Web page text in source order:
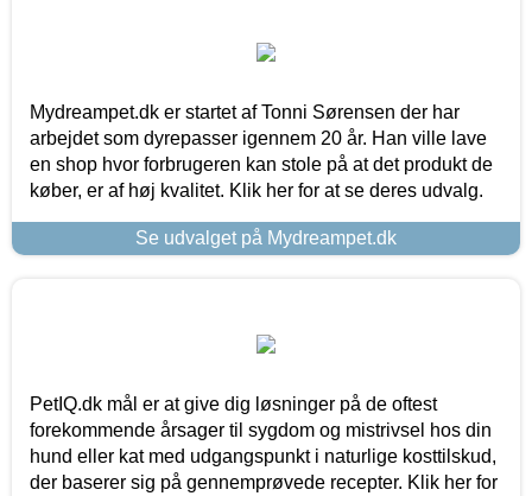
Mydreampet.dk er startet af Tonni Sørensen der har
arbejdet som dyrepasser igennem 20 år. Han ville lave
en shop hvor forbrugeren kan stole på at det produkt de
køber, er af høj kvalitet. Klik her for at se deres udvalg.
Se udvalget på Mydreampet.dk
PetIQ.dk mål er at give dig løsninger på de oftest
forekommende årsager til sygdom og mistrivsel hos din
hund eller kat med udgangspunkt i naturlige kosttilskud,
der baserer sig på gennemprøvede recepter. Klik her for